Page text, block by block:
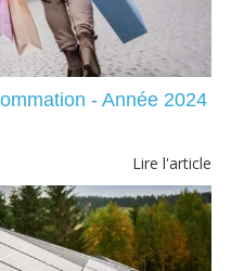
- Année 2024
Lire l'article